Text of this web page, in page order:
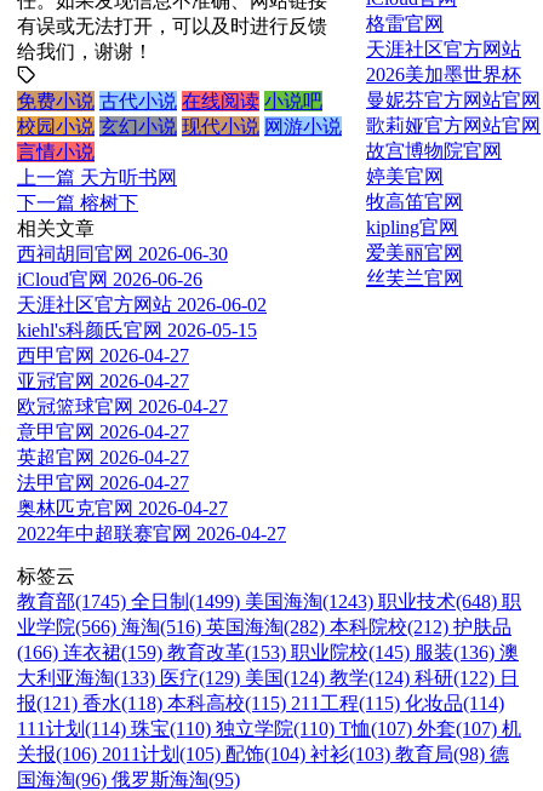
有误或无法打开，可以及时进行反馈
给我们，谢谢！
免费小说 古代小说 在线阅读 小说吧
校园小说 玄幻小说 现代小说 网游小说
言情小说
上一篇 天方听书网
下一篇 榕树下
相关文章
西祠胡同官网 2026-06-30
iCloud官网 2026-06-26
天涯社区官方网站 2026-06-02
kiehl's科颜氏官网 2026-05-15
西甲官网 2026-04-27
亚冠官网 2026-04-27
欧冠篮球官网 2026-04-27
意甲官网 2026-04-27
英超官网 2026-04-27
法甲官网 2026-04-27
奥林匹克官网 2026-04-27
2022年中超联赛官网 2026-04-27
格雷官网
天涯社区官方网站
2026美加墨世界杯
曼妮芬官方网站官网
歌莉娅官方网站官网
故宫博物院官网
婷美官网
牧高笛官网
kipling官网
爱美丽官网
丝芙兰官网
标签云
教育部(1745) 全日制(1499) 美国海淘(1243) 职业技术(648) 职
业学院(566) 海淘(516) 英国海淘(282) 本科院校(212) 护肤品
(166) 连衣裙(159) 教育改革(153) 职业院校(145) 服装(136) 澳
大利亚海淘(133) 医疗(129) 美国(124) 教学(124) 科研(122) 日
报(121) 香水(118) 本科高校(115) 211工程(115) 化妆品(114)
111计划(114) 珠宝(110) 独立学院(110) T恤(107) 外套(107) 机
关报(106) 2011计划(105) 配饰(104) 衬衫(103) 教育局(98) 德
国海淘(96) 俄罗斯海淘(95)